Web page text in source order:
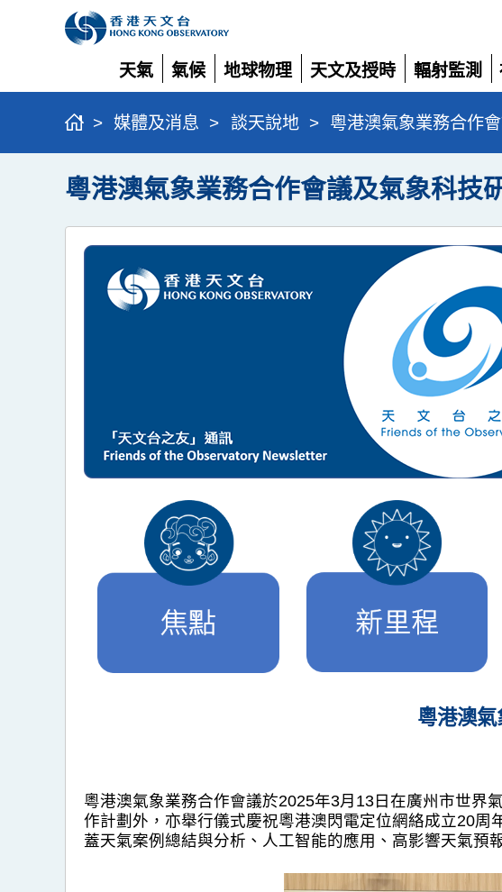
天氣
展
開
氣候
展
開
地球物理
展
開
天文及授時
展
開
輻射監測
展
開
> 媒體及消息 > 談天說地 > 粵港澳氣象業務合作
粵港澳氣象業務合作會議及氣象科技
粵港澳
粵港澳氣象業務合作會議於2025年3月13日在廣州市世界
作計劃外，亦舉行儀式慶祝粵港澳閃電定位網絡成立20
蓋天氣案例總結與分析、人工智能的應用、高影響天氣預